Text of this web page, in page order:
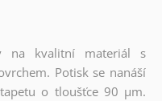
na kvalitní materiál s
Potisk se nanáší
o tloušťce 90 µm.